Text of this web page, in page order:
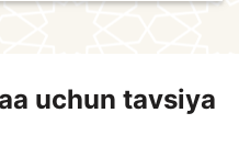
uchun tavsiya